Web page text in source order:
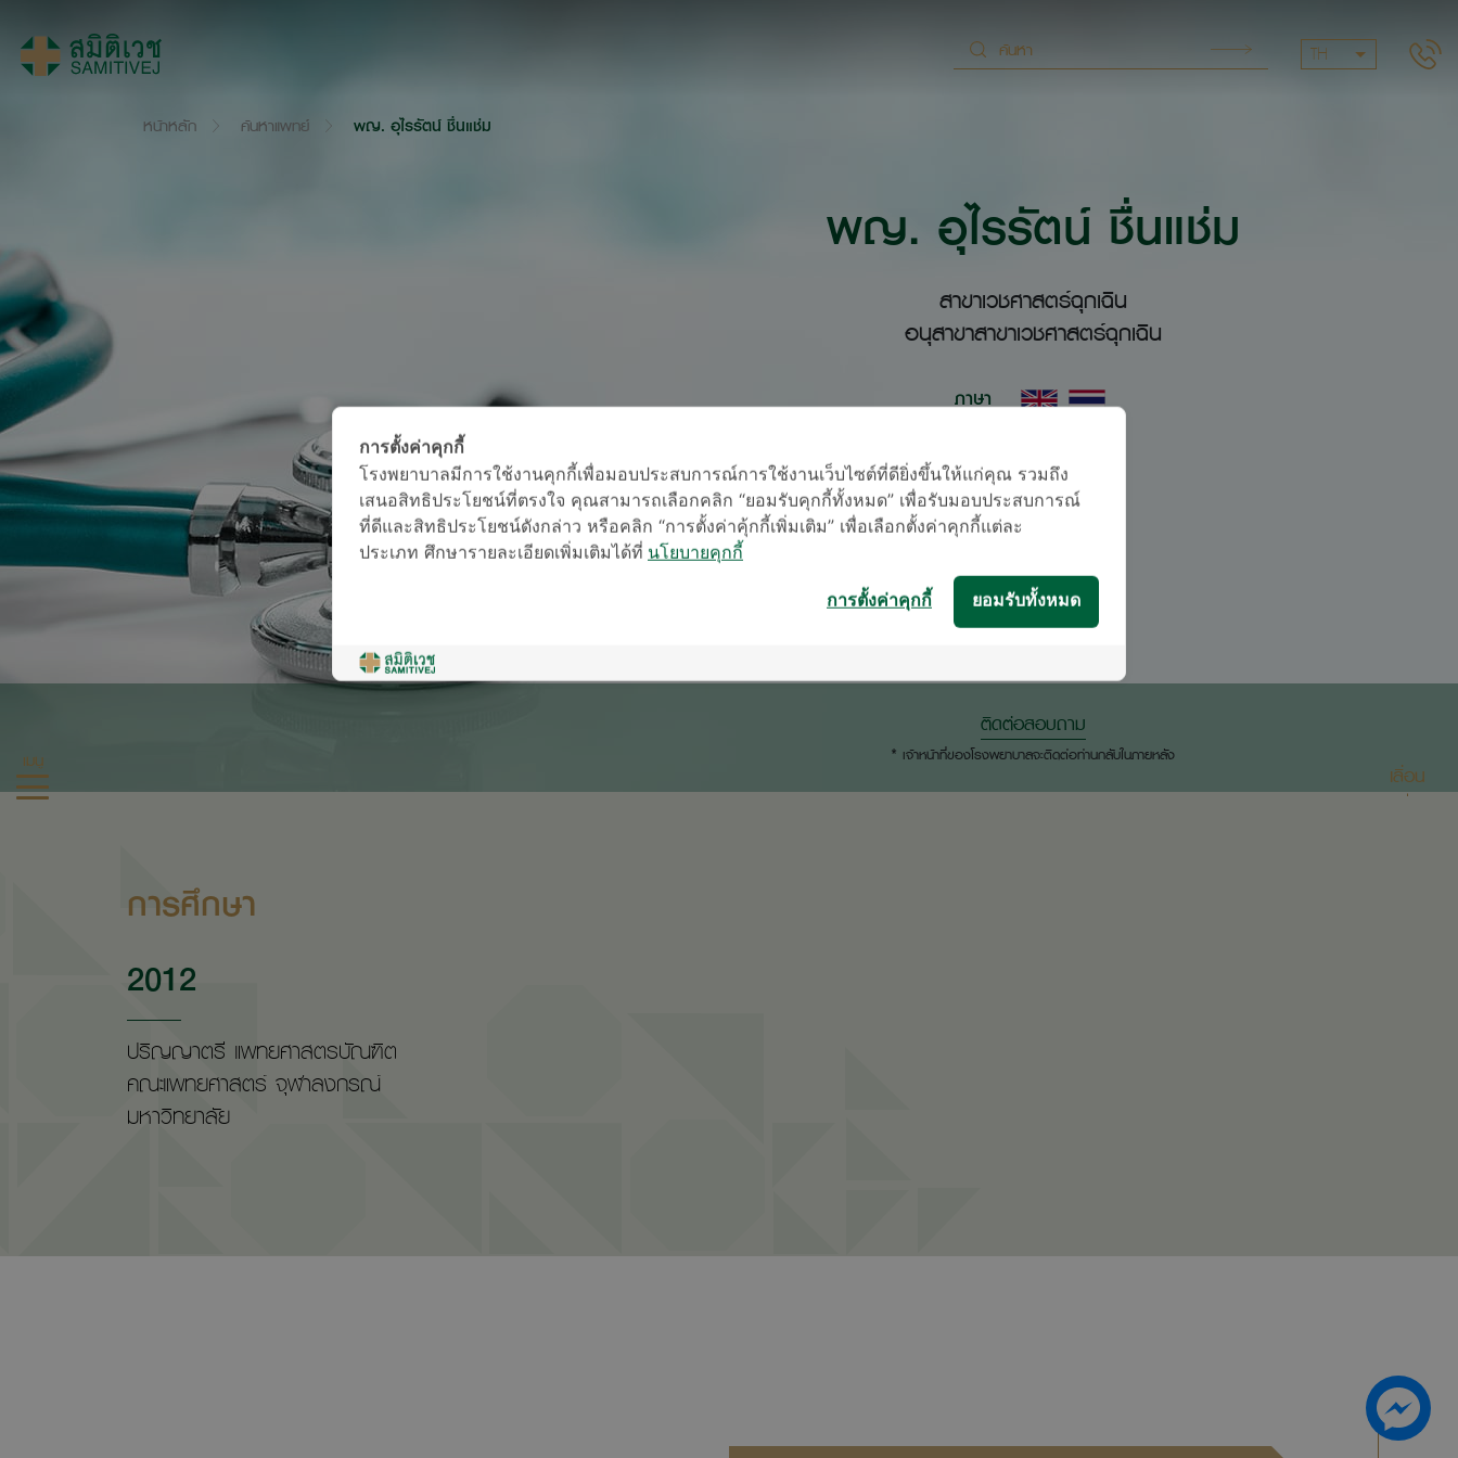
TH
เมนู
หน้าหลัก ค้นหาแพทย์ พญ. อุไรรัตน์ ชื่นแช่ม
พญ. อุไรรัตน์ ชื่นแช่ม
สาขาเวชศาสตร์ฉุกเฉิน
อนุสาขาสาขาเวชศาสตร์ฉุกเฉิน
ภาษา
ติดต่อสอบถาม
* เจ้าหน้าที่ของโรงพยาบาลจะติดต่อท่านกลับในภายหลัง
การศึกษา
2012
ปริญญาตรี แพทยศาสตรบัณฑิต
คณะแพทยศาสตร์ จุฬาลงกรณ์
มหาวิทยาลัย
เลื่อน
การตั้งค่าคุกกี้
โรงพยาบาลมีการใช้งานคุกกี้เพื่อมอบประสบการณ์การใช้งานเว็บไซต์ที่ดียิ่งขึ้นให้แก่คุณ รวมถึง
เสนอสิทธิประโยชน์ที่ตรงใจ คุณสามารถเลือกคลิก “ยอมรับคุกกี้ทั้งหมด” เพื่อรับมอบประสบการณ์
ที่ดีและสิทธิประโยชน์ดังกล่าว หรือคลิก “การตั้งค่าคุ้กกี้เพิ่มเติม” เพื่อเลือกตั้งค่าคุกกี้แต่ละ
ประเภท ศึกษารายละเอียดเพิ่มเติมได้ที่ นโยบายคุกกี้
ยอมรับทั้งหมด
การตั้งค่าคุกกี้